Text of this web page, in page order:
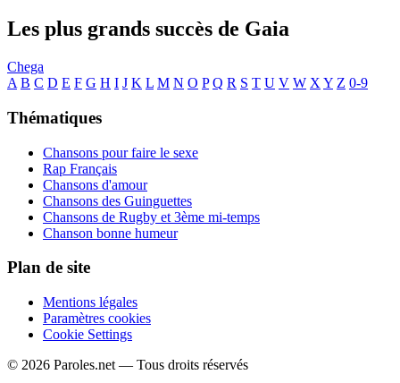
Les plus grands succès de Gaia
Chega
A B C D E F G H I J K L M N O P Q R S T U V W X Y Z 0-9
Thématiques
Chansons pour faire le sexe
Rap Français
Chansons d'amour
Chansons des Guinguettes
Chansons de Rugby et 3ème mi-temps
Chanson bonne humeur
Plan de site
Mentions légales
Paramètres cookies
Cookie Settings
© 2026 Paroles.net — Tous droits réservés